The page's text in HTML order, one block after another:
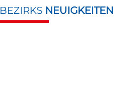
BEZIRKS NEUIGKEITEN